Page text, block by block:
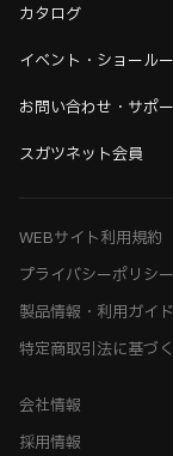
カタログ
イベント・ショール
お問い合わせ・サポ
スガツネット会員
WEBサイト利用規約
プライバシーポリシー
製品情報・利用ガイド
特定商取引法に基づ
会社情報
採用情報